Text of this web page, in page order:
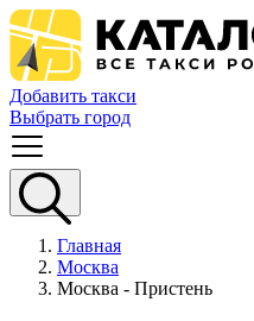
Добавить такси
Выбрать город
Главная
Москва
Москва - Пристень